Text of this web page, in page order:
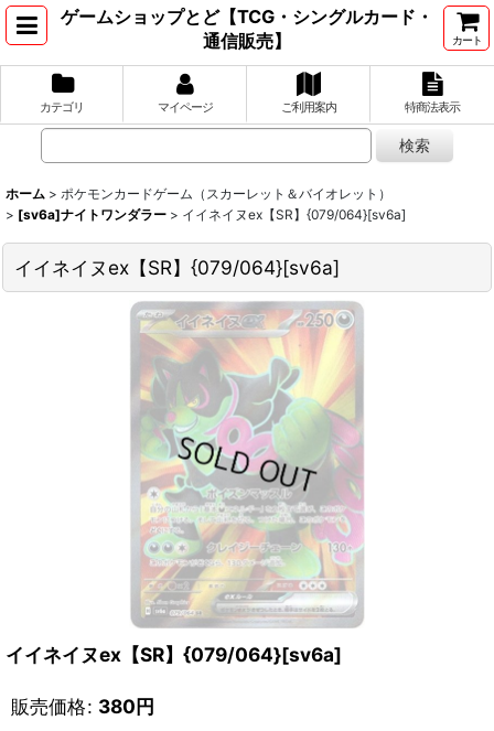
ゲームショップとど【TCG・シングルカード・
通信販売】
カート
カテゴリ マイページ ご利用案内 特商法表示
ホーム > ポケモンカードゲーム（スカーレット＆バイオレット）
> [sv6a]ナイトワンダラー > イイネイヌex【SR】{079/064}[sv6a]
イイネイヌex【SR】{079/064}[sv6a]
イイネイヌex【SR】{079/064}[sv6a]
販売価格: 380円